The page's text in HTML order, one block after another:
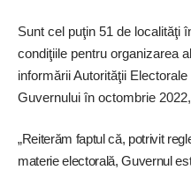
Sunt cel puţin 51 de localităţi
condiţiile pentru organizarea
informării Autorităţii
Guvernului în octombrie
„Reiterăm faptul că, potrivit
materie electorală, Guvernul